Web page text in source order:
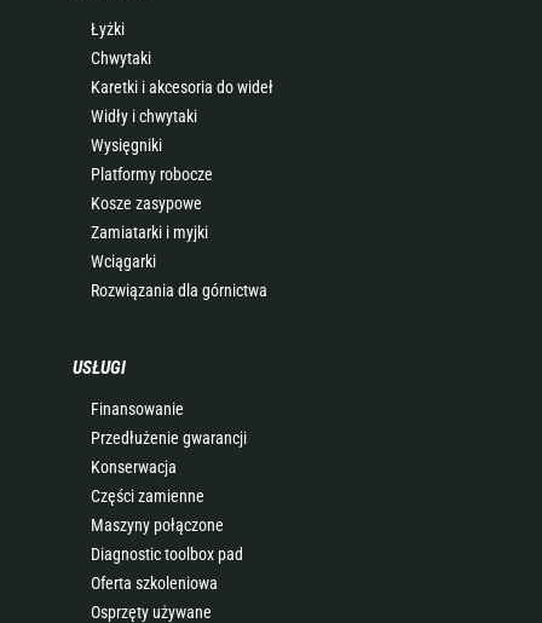
Łyżki
Chwytaki
Karetki i akcesoria do wideł
Widły i chwytaki
Wysięgniki
Platformy robocze
Kosze zasypowe
Zamiatarki i myjki
Wciągarki
Rozwiązania dla górnictwa
USŁUGI
Finansowanie
Przedłużenie gwarancji
Konserwacja
Części zamienne
Maszyny połączone
Diagnostic toolbox pad
Oferta szkoleniowa
Osprzęty używane